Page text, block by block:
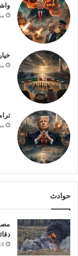
منذ
حوادث